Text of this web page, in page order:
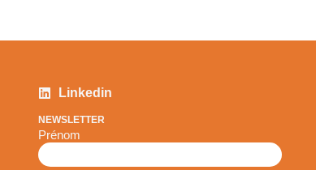
Linkedin
NEWSLETTER
Prénom